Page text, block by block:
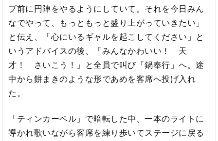
ブ前に円陣をやるようにしていて。それを今日みん
なでやって、もっともっと盛り上がっていきたい」
と伝え、「心にいるギャルを起こしてください」と
いうアドバイスの後、「みんなかわいい！ 天
才！ さいこう！」と全員で叫び「鍋奉行」へ。途
中から餅まきのような形であめを客席へ投げ入れ
た。
「ティンカーベル」で暗転した中、一本のライトに
導かれ歌いながら客席を練り歩いてステージに戻る